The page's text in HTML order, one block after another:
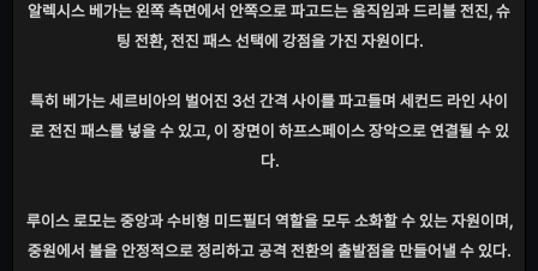
알렉시스 베가는 왼쪽 측면에서 안쪽으로 파고드는 움직임과 드리블 전진, 슈
팅 전환, 전진 패스 선택에 강점을 가진 자원이다.
특히 베가는 세르비아의 벌어진 3선 간격 사이를 파고들며 세컨드 라인 사이
로 전진 패스를 넣을 수 있고, 이 장면이 하프스페이스 장악으로 연결될 수 있
다.
루이스 로모는 중앙과 수비형 미드필더 역할을 모두 소화할 수 있는 자원이며,
중원에서 볼을 안정적으로 정리하고 공격 전환의 출발점을 만들어낼 수 있다.